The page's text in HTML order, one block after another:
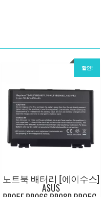
할인!
노트북 배터리 [에이수스]
ASUS